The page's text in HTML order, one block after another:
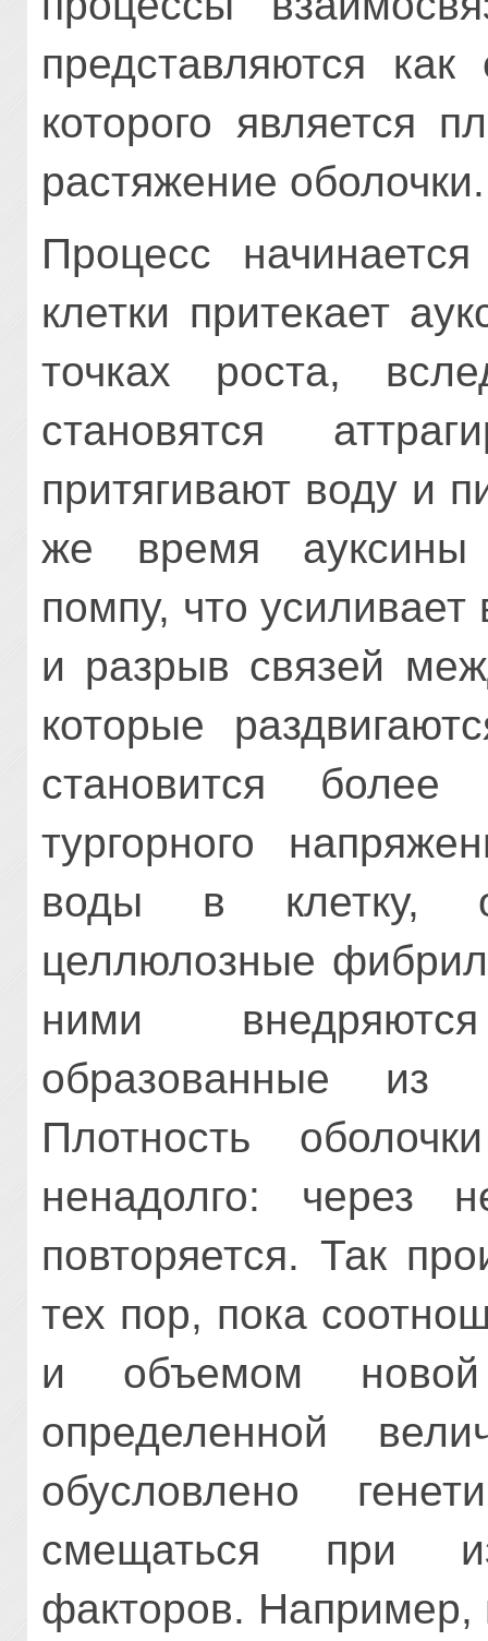
представляются
которого является
растяжение оболочки.
Процесс
клетки притекает
точках роста,
становятся
притягивают воду и
же время ауксины
помпу, что
и разрыв связей
которые
становится
тургорного
воды в клетку,
целлюлозные
ними
образованные из
Плотность
ненадолго: через
повторяется. Так
тех пор, пока
и объемом новой
определенной
обусловлено
смещаться при
факторов. Например,